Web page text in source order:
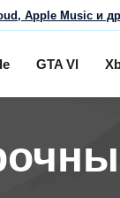
Apple Music и
GTA Vl